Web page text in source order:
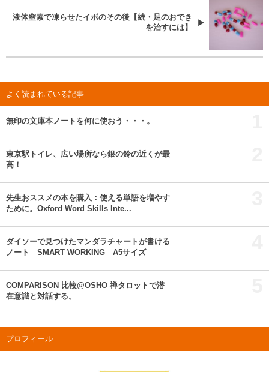
液体窒素で凍らせたイボのその後【続・足のおでき
を治すには】
よく読まれている記事
無印の文庫本ノートを何に使おう・・・。
東京駅トイレ、広い場所なら銀の鈴の近くが最
高！
先生おススメの本を購入：使える単語を増やす
ために。Oxford Word Skills Inte...
ダイソーで見つけたマンダラチャートが書ける
ノート SMART WORKING A5サイズ
COMPARISON 比較@OSHO 禅タロットで潜
在意識と対話する。
プロフィール